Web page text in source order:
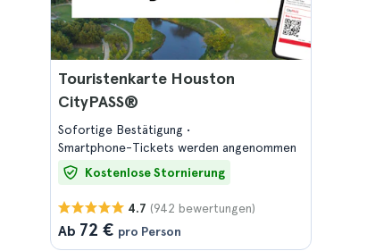
Touristenkarte Houston
CityPASS®
Sofortige Bestätigung
Smartphone-Tickets werden angenommen
Kostenlose Stornierung
4.7 (942 bewertungen)
Ab 72 € pro Person